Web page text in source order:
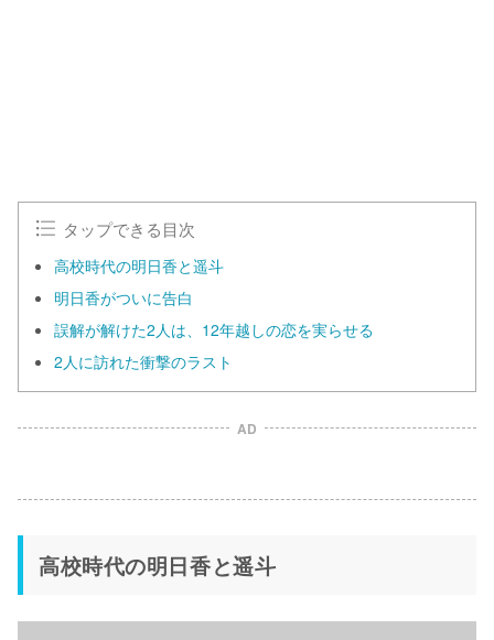
タップできる目次
高校時代の明日香と遥斗
明日香がついに告白
誤解が解けた2人は、12年越しの恋を実らせる
2人に訪れた衝撃のラスト
AD
高校時代の明日香と遥斗